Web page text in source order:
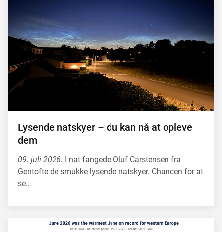
Lysende natskyer – du kan nå at opleve
dem
09. juli 2026. I nat fangede Oluf Carstensen fra
Gentofte de smukke lysende natskyer. Chancen for at
se…